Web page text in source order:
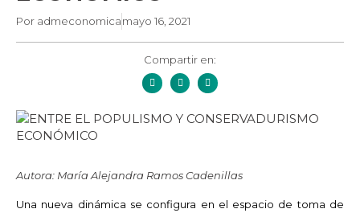
Por admeconomicamayo 16, 2021
Compartir en:
Autora: María Alejandra Ramos Cadenillas
Una nueva dinámica se configura en el espacio de toma de